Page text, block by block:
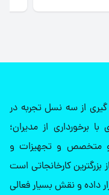
گیری از سه نسل تجربه در
برخورداری از مدیران؛
و متخصص و تجهیزات و
کارخانجاتی است
داده و نقش بسیار فعالی